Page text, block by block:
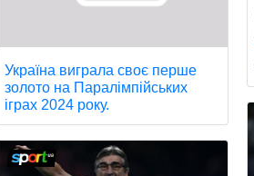
Україна виграла своє перше
золото на Паралімпійських
іграх 2024 року.